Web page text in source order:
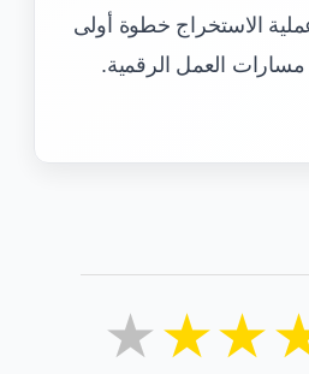
الاستخراج خطوة أولى
العمل الرقمية.
★
★
★